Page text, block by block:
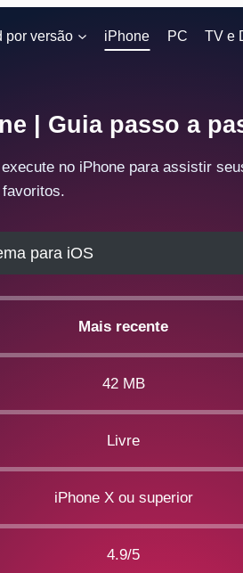
por versão iPhone PC TV e
| Guia passo a
no iPhone para assistir
para iOS
Mais recente
42 MB
Livre
iPhone X ou superior
4.9/5